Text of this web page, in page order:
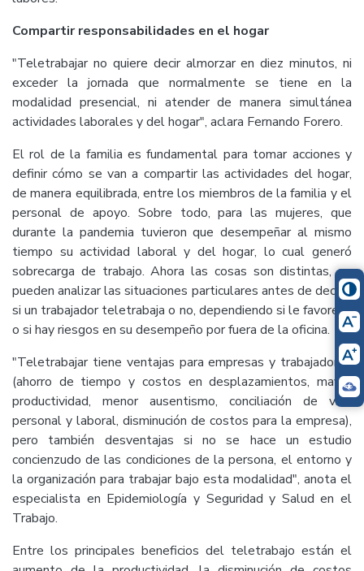
Compartir responsabilidades en el hogar
"Teletrabajar no quiere decir almorzar en diez minutos, ni
exceder la jornada que normalmente se tiene en la
modalidad presencial, ni atender de manera simultánea
actividades laborales y del hogar", aclara Fernando Forero.
El rol de la familia es fundamental para tomar acciones y
definir cómo se van a compartir las actividades del hogar,
de manera equilibrada, entre los miembros de la familia y el
personal de apoyo. Sobre todo, para las mujeres, que
durante la pandemia tuvieron que desempeñar al mismo
tiempo su actividad laboral y del hogar, lo cual generó
sobrecarga de trabajo. Ahora las cosas son distintas, se
pueden analizar las situaciones particulares antes de decidir
si un trabajador teletrabaja o no, dependiendo si le favorece
o si hay riesgos en su desempeño por fuera de la oficina.
"Teletrabajar tiene ventajas para empresas y trabajadores
(ahorro de tiempo y costos en desplazamientos, mayor
productividad, menor ausentismo, conciliación de vida
personal y laboral, disminución de costos para la empresa),
pero también desventajas si no se hace un estudio
concienzudo de las condiciones de la persona, el entorno y
la organización para trabajar bajo esta modalidad", anota el
especialista en Epidemiología y Seguridad y Salud en el
Trabajo.
Entre los principales beneficios del teletrabajo están el